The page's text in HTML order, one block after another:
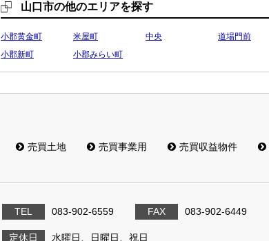
山口市の他のエリアを探す
小郡黄金町 米屋町 中央 道場門前
小郡新町
小郡みらい町
売買土地 売買事業用 売買収益物件
TEL 083-902-6559 FAX 083-902-6449
定休日 水曜日、日曜日、祝日